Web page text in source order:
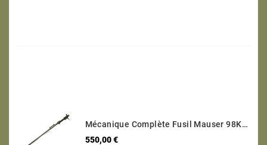
Mécanique Complète Fusil Mauser 98K Code 147 1938 Calibre 8 X 57 Numéro 9812
550,00 €Prix